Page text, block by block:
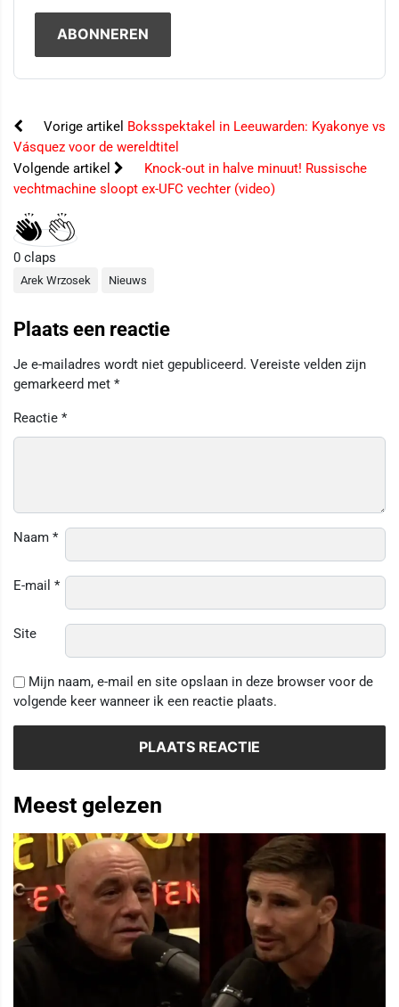
Vorige artikel Boksspektakel in Leeuwarden: Kyakonye vs
Vásquez voor de wereldtitel
Volgende artikel
Knock-out in halve minuut! Russische
vechtmachine sloopt ex-UFC vechter (video)
0 claps
Arek Wrzosek Nieuws
Plaats een reactie
Je e-mailadres wordt niet gepubliceerd. Vereiste velden zijn
gemarkeerd met *
Reactie *
Naam *
E-mail *
Site
Mijn naam, e-mail en site opslaan in deze browser voor de
volgende keer wanneer ik een reactie plaats.
Meest gelezen